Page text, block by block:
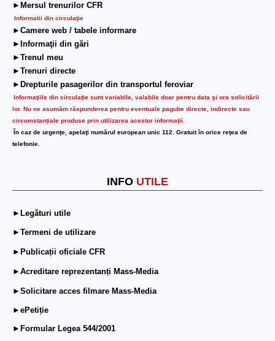
►Mersul trenurilor CFR
Informatii din circulaţie
►Camere web / tabele informare
►Informaţii din gări
►Trenul meu
►Trenuri directe
►Drepturile pasagerilor din transportul feroviar
Informaţiile din circulaţie sunt variabile, valabile doar pentru data şi ora solicitării
lor. Nu ne asumăm răspunderea pentru eventuale pagube directe, indirecte sau
circumstanțiale produse prin utilizarea acestor informații.
În caz de urgenţe, apelaţi numărul european unic 112. Gratuit în orice reţea de
telefonie.
INFO UTILE
►Legături utile
►Termeni de utilizare
►Publicații oficiale CFR
►Acreditare reprezentanți Mass-Media
►Solicitare acces filmare Mass-Media
►ePetiție
►Formular Legea 544/2001